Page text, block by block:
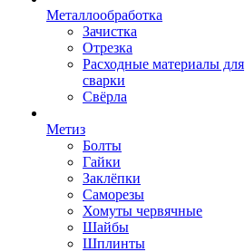
Металлообработка
Зачистка
Отрезка
Расходные материалы для
сварки
Свёрла
Метиз
Болты
Гайки
Заклёпки
Саморезы
Хомуты червячные
Шайбы
Шплинты